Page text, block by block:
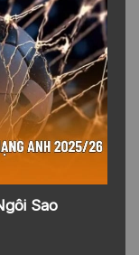
Sao